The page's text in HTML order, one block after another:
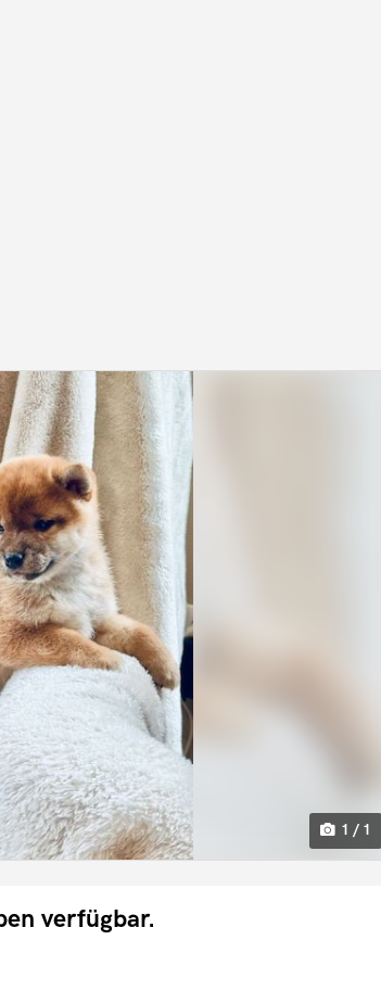
1 / 1
verfügbar.